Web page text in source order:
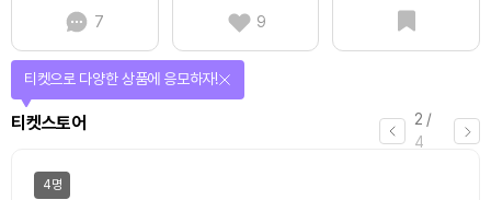
7
9
3 /
4
에어드랍
선물이 쏟아지는 에어드랍 이벤트!
일반